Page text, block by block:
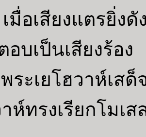
เมื่อเสียงแตรยิ่ง
อบเป็นเสียงร้อง
พระเยโฮวาห์เส
าห์ทรงเรียกโมเ